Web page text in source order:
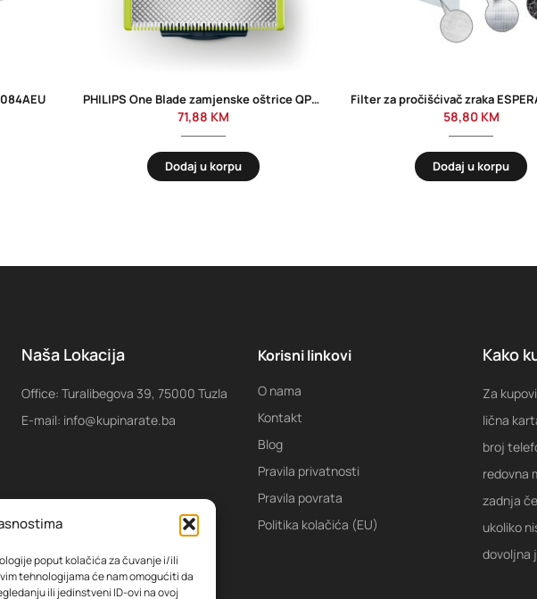
poput kolačića za čuvanje i/ili
tehnologijama će nam omogućiti da
ili jedinstveni ID-ovi na ovoj
PHILIPS One Blade zamjenske oštrice QP220/51
71,88 KM
Dodaj u korpu
58,80 KM
Dodaj u korpu
Naša Lokacija
Office: Turalibegova 39, 75000 Tuzla
E-mail: info@kupinarate.ba
Korisni linkovi
O nama
Kontakt
Blog
Pravila privatnosti
Pravila povrata
Politika kolačića (EU)
Kako
Za
lična
broj
redovna
zadnja
ukoliko
dovoljna